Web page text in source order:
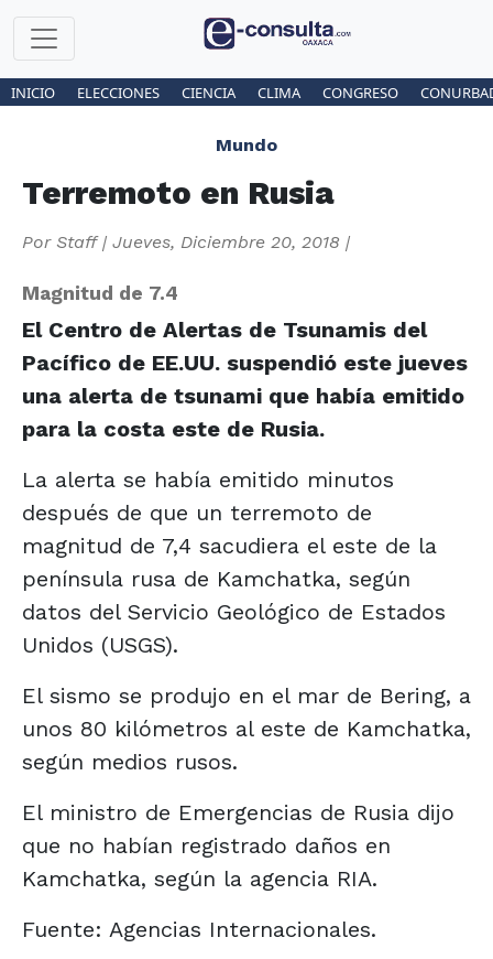
INICIO ELECCIONES CIENCIA CLIMA CONGRESO
Mundo
Terremoto en Rusia
Por Staff| Jueves, Diciembre 20, 2018 |
Magnitud de 7.4
El Centro de Alertas de Tsunamis del
Pacífico de EE.UU. suspendió este jueves
una alerta de tsunami que había emitido
para la costa este de Rusia.
La alerta se había emitido minutos
después de que un terremoto de
magnitud de 7,4 sacudiera el este de la
península rusa de Kamchatka, según
datos del Servicio Geológico de Estados
Unidos (USGS).
El sismo se produjo en el mar de Bering, a
unos 80 kilómetros al este de Kamchatka,
según medios rusos.
El ministro de Emergencias de Rusia dijo
que no habían registrado daños en
Kamchatka, según la agencia RIA.
Fuente: Agencias Internacionales.